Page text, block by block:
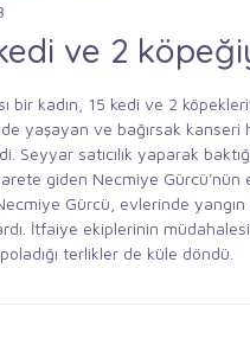
ve 2
kadın, 15 kedi ve 2
yaşayan ve bağırsak kanseri
satıcılık yaparak
giden Necmiye Gürcü'nün
Gürcü, evlerinde yangın
İtfaiye ekiplerinin
terlikler de küle döndü.